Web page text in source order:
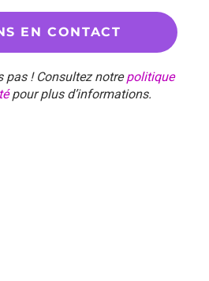
pas ! Consultez notrepolitique
pour plus d’informations.